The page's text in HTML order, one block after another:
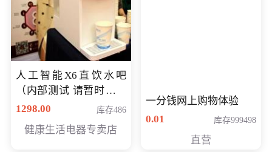
人工智能X6直饮水吧
（内部测试 请暂时不要
购买）
1298.00 库存486
健康生活电器专卖店
一分钱网上购物体验
0.01
库存999498
直营